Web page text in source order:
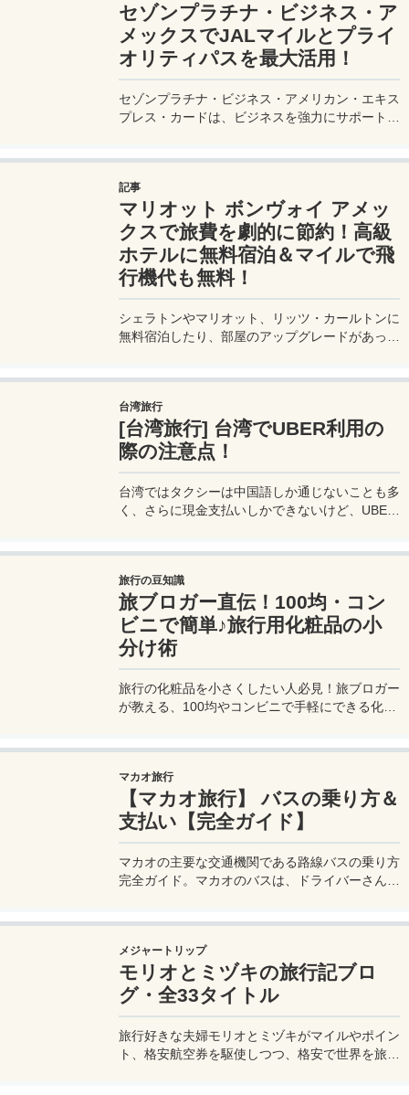
セゾンプラチナ・ビジネス・ア
メックスでJALマイルとプライ
オリティパスを最大活用！
セゾンプラチナ・ビジネス・アメリカン・エキス
プレス・カードは、ビジネスを強力にサポートす
最適です。初年度の年会費無料も魅力。ステータ
スと実用性を兼ね備えたビジネスカードで、あな
たのビジネスをワンランクアップさせませんか？
記事
マリオット ボンヴォイ アメッ
クスで旅費を劇的に節約！高級
ホテルに無料宿泊＆マイルで飛
行機代も無料！
シェラトンやマリオット、リッツ・カールトンに
無料宿泊したり、部屋のアップグレードがあった
カード 」の魅力とメリット、デメリットを交え
詳しく紹介していきたい。
台湾旅行
[台湾旅行] 台湾でUBER利用の
際の注意点！
台湾ではタクシーは中国語しか通じないことも多
く、さらに現金支払いしかできないけど、UBER
舞われることもあるので注意が必要だ。
旅行の豆知識
旅ブロガー直伝！100均・コン
ビニで簡単♪旅行用化粧品の小
分け術
旅行の化粧品を小さくしたい人必見！旅ブロガー
が教える、100均やコンビニで手軽にできる化粧
マカオ旅行
【マカオ旅行】 バスの乗り方＆
支払い【完全ガイド】
マカオの主要な交通機関である路線バスの乗り方
完全ガイド。マカオのバスは、ドライバーさんも
法を知って、現地での移動に備えよう。
メジャートリップ
モリオとミヅキの旅行記ブロ
グ・全33タイトル
旅行好きな夫婦モリオとミヅキがマイルやポイン
ト、格安航空券を駆使しつつ、格安で世界を旅す